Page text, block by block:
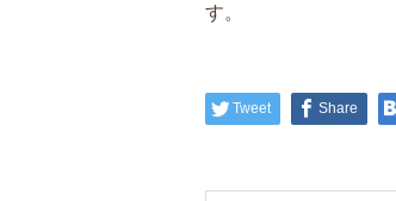
す。
Tweet Share